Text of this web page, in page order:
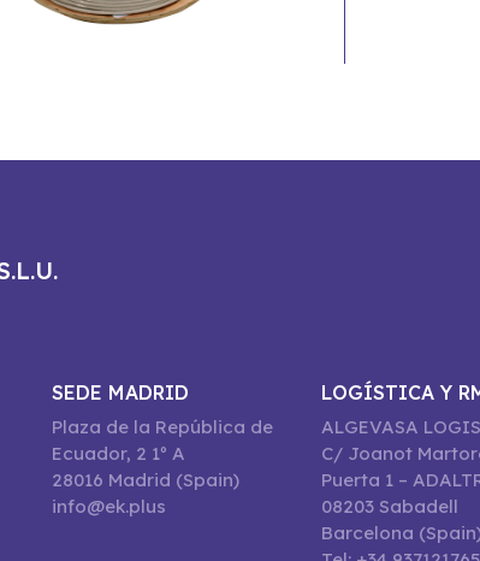
SEDE MADRID
Plaza de la República de
Ecuador, 2 1º A
28016 Madrid (Spain)
info@ek.plus
LOGÍSTICA Y
ALGEVASA
C/ Joanot
Puerta 1 –
08203 Sabadell
Barcelona